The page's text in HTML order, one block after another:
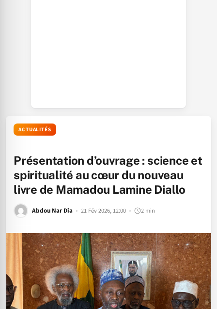
ACTUALITÉS
Présentation d’ouvrage : science et
spiritualité au cœur du nouveau
livre de Mamadou Lamine Diallo
Abdou Nar Dia 21 Fév 2026, 12:00 2 min